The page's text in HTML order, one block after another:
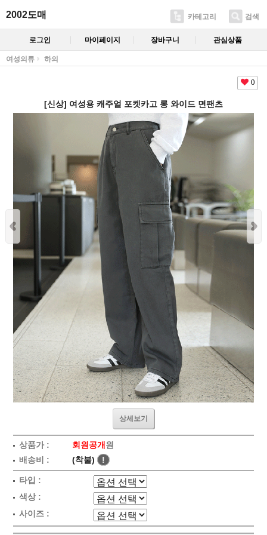
2002도매 카테고리 검색
로그인 마이페이지 장바구니 관심상품
여성의류 하의
0
[신상] 여성용 캐주얼 포켓카고 롱 와이드 면팬츠
상세보기
상품가 : 회원공개 원
배송비 :
(착불) !
타입 :
색상 :
사이즈 :